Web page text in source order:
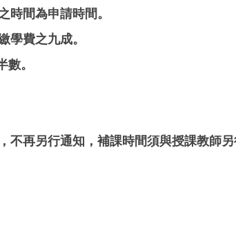
時間為申請時間。
學費之九成。
。
不再另行通知，補課時間須與授課教師